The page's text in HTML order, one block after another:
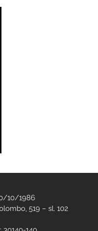
10/1986
519 – sl. 102